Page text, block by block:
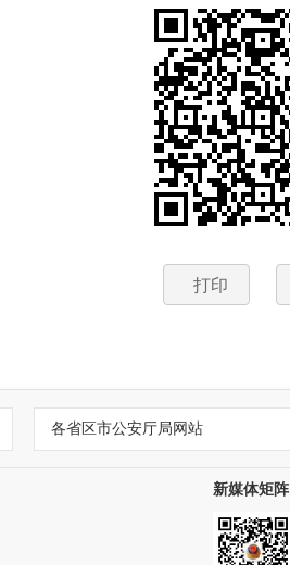
打印
各省区市公安厅局网站
新媒体矩阵